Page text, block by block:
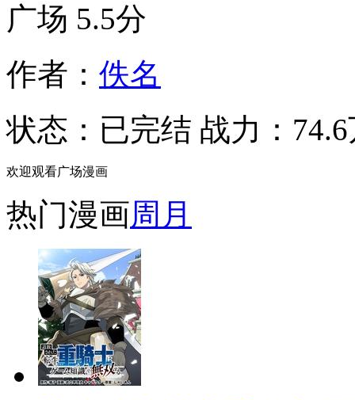
广场 5.5分
作者： 佚名
状态： 已完结 战力：
欢迎观看广场漫画
热门漫画周 月